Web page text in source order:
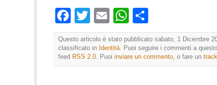
Facebook
TwitterEmailWhatsApp
Questo articolo è stato pubblicato sabato, 1 Dicembre
classificato in Identità . Puoi seguire i commenti a
feed RSS 2.0 . Puoi inviare un commento , o fare un